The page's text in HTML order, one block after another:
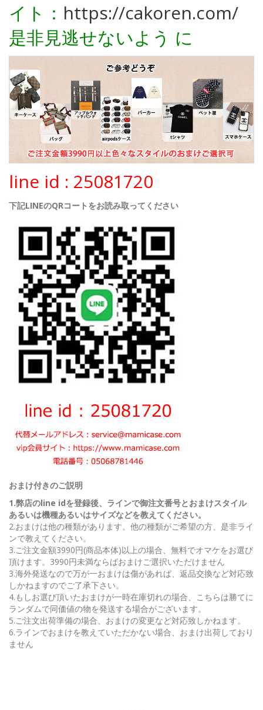
イト： https://cakoren.com/
是非見逃せないよう に
line id : 25081720
下記LINEのQRコートをお読み取ってください
おまけ付きのご説明
1.弊店のline idを登録後、ラインで御注文番号とおまけスタイル
あるいは機種あるいはサイズなどを教えてください。
2.おまけは他の種類があります。他の種類がご希望の方、是非ライ
ンで教えてください。
3.ご注文金額3990円(商品本体)以上の場合、無料でオマケをお選び
頂けます。3990円未満ならばおまけご選択いただけません
3.海外発送なので万が一おまけは傷があれば、返品交換など対応致
しかねますのでご了承下さい。
4.もしお選び頂いたおまけが一時在庫切れの場合、こちらは勝てに
ランダムで同価値の物を発送する場合がございます。
5.ご注文出荷準備の場合、おまけの変更など対応致しかねます。
6.ラインでおまけを教えていただかない場合、おまけ出荷しており
ません